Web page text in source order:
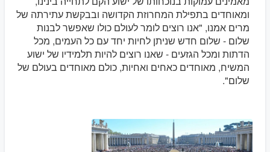
ומאוחדים בתפילת המחרוזת הקדושה ובבקשת עתירתה של
מרים אמנו, "אנו רוצים לומר לעולם כולו שאפשר לבנות
שלום - שלום חדש שניתן לחיות יחד עם כל העמים, מכל
הדתות ומכל הגזעים - שאנו רוצים להיות תלמידיו של ישוע
המשיח, מאוחדים כאחים ואחיות, כולם מאוחדים בעולם של
שלום".